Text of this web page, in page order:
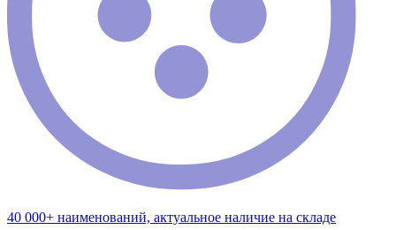
40 000+ наименований, актуальное наличие на складе